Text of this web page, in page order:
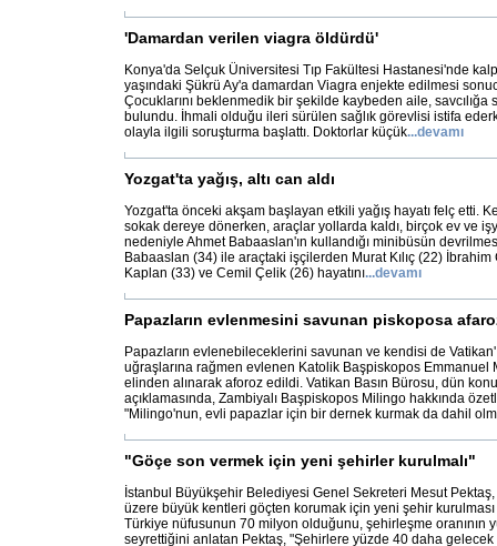
'Damardan verilen viagra öldürdü'
Konya'da Selçuk Üniversitesi Tıp Fakültesi Hastanesi'nde
yaşındaki Şükrü Ay'a damardan Viagra enjekte edilmesi
Çocuklarını beklenmedik bir şekilde kaybeden aile, savcılığa
bulundu. İhmali olduğu ileri sürülen sağlık görevlisi istifa
olayla ilgili soruşturma başlattı. Doktorlar küçük...devamı
Yozgat'ta yağış, altı can aldı
Yozgat'ta önceki akşam başlayan etkili yağış hayatı felç etti.
sokak dereye dönerken, araçlar yollarda kaldı, birçok ev ve
nedeniyle Ahmet Babaaslan'ın kullandığı minibüsün
Babaaslan (34) ile araçtaki işçilerden Murat Kılıç (22)
Kaplan (33) ve Cemil Çelik (26) hayatını...devamı
Papazların evlenmesini savunan piskoposa
Papazların evlenebileceklerini savunan ve kendisi de
uğraşlarına rağmen evlenen Katolik Başpiskopos Emmanuel
elinden alınarak aforoz edildi. Vatikan Basın Bürosu, dün
açıklamasında, Zambiyalı Başpiskopos Milingo hakkında
"Milingo'nun, evli papazlar için bir dernek kurmak da dahil
"Göçe son vermek için yeni şehirler kurulmalı"
İstanbul Büyükşehir Belediyesi Genel Sekreteri Mesut
üzere büyük kentleri göçten korumak için yeni şehir
Türkiye nüfusunun 70 milyon olduğunu, şehirleşme oranının
seyrettiğini anlatan Pektaş, "Şehirlere yüzde 40 daha